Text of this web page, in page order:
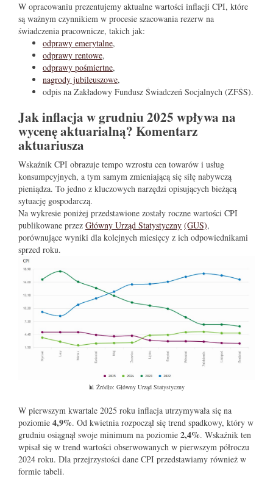
W opracowaniu prezentujemy aktualne wartości inflacji CPI, które
są ważnym czynnikiem w procesie szacowania rezerw na
świadczenia pracownicze, takich jak:
odprawy emerytalne,
odprawy rentowe,
odprawy pośmiertne,
nagrody jubileuszowe,
odpis na Zakładowy Fundusz Świadczeń Socjalnych (ZFŚS).
Jak inflacja w grudniu 2025 wpływa na
wycenę aktuarialną? Komentarz
aktuariusza
Wskaźnik CPI obrazuje tempo wzrostu cen towarów i usług
konsumpcyjnych, a tym samym zmieniającą się siłę nabywczą
pieniądza. To jedno z kluczowych narzędzi opisujących bieżącą
sytuację gospodarczą.
Na wykresie poniżej przedstawione zostały roczne wartości CPI
publikowane przez Główny Urząd Statystyczny (GUS),
porównujące wyniki dla kolejnych miesięcy z ich odpowiednikami
sprzed roku.
📊 Źródło: Główny Urząd Statystyczny
W pierwszym kwartale 2025 roku inflacja utrzymywała się na
poziomie 4,9%. Od kwietnia rozpoczął się trend spadkowy, który w
grudniu osiągnął swoje minimum na poziomie 2,4%. Wskaźnik ten
wpisał się w trend wartości obserwowanych w pierwszym półroczu
2024 roku. Dla przejrzystości dane CPI przedstawiamy również w
formie tabeli.